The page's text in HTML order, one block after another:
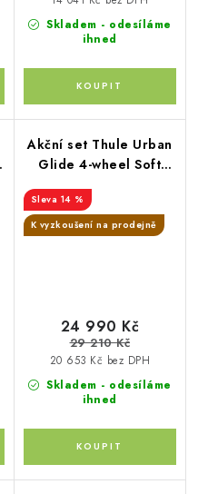
Skladem - odesíláme
ihned
Akční set Thule Urban
Glide 4-wheel Soft
14 %
K vyzkoušení na prodejně
Skladem - odesíláme
ihned
20 653 Kč bez DPH
24 990 Kč
29 210 Kč